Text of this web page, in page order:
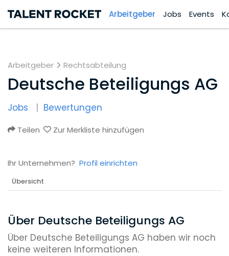
Arbeitgeber Jobs Events
Arbeitgeber Rechtsabteilung
Deutsche Beteiligungs AG
Jobs Bewertungen
Teilen Zur Merkliste hinzufügen
Ihr Unternehmen? Profil einrichten
Übersicht
Über Deutsche Beteiligungs AG
Über Deutsche Beteiligungs AG haben wir noch
keine weiteren Informationen.